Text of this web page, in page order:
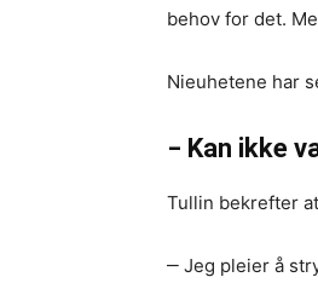
behov for det.
Nieuhetene har
‒ Kan ikke
Tullin bekrefter
‒ Jeg pleier å